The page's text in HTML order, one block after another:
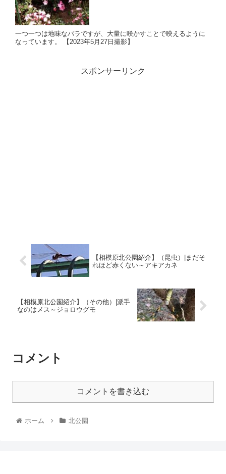
一つ一つは地味なバラですが、大量に咲かすことで映えるように
なっています。 【2023年5月27日撮影】
スポンサーリンク
【相模原北公園紹介】（昆虫）|まだそ
れほど赤くない～アキアカネ
【相模原北公園紹介】（その他）|派手
なのはメス～ジョロウグモ
コメント
コメントを書き込む
ホーム 北公園